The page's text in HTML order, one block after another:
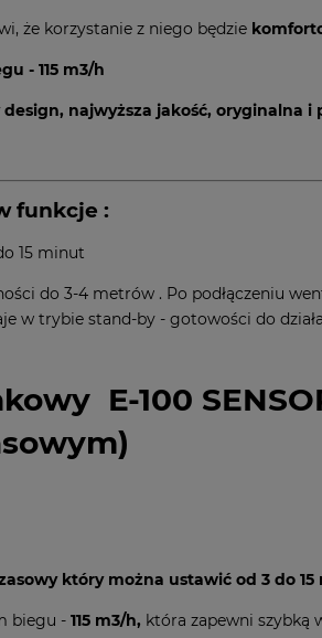
że korzystanie z niego będzie
- 115 m3/h
design, najwyższa jakość,
funkcje :
15 minut
do 3-4 metrów . Po podłączeniu
w trybie stand-by - gotowości do
E-100
który można ustawić od 3 do
biegu - 115 m3/h, która zapewni szybką